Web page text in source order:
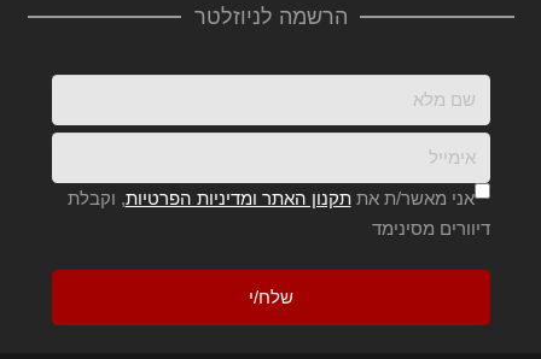
הרשמה לניוזלטר
אני מאשר/ת אתתקנון האתר ומדיניות הפרטיות, וקבלת
דיוורים מסינימד